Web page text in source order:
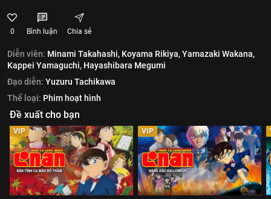
0 Bình luận Chia sẻ
Diễn viên: Minami Takahashi, Koyama Rikiya,Yamazaki Wakana,
Kappei Yamaguchi, Hayashibara Megumi
Đạo diễn: Yuzuru Tachikawa
Thể loại: Phim hoạt hình
Đề xuất cho bạn
VIP VIP